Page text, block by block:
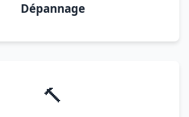
Dépannage
🔨